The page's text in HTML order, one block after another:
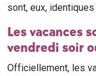
sont, eux,
Les vacances
vendredi soir
Officiellement, les